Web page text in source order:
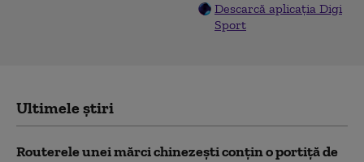
Descarcă aplicația Digi
Sport
Ultimele știri
Routerele unei mărci chinezești conțin o portiță de